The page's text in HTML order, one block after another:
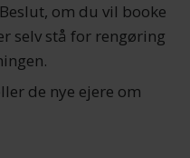
Beslut, om du vil booke
selv stå for rengøring
de nye ejere om